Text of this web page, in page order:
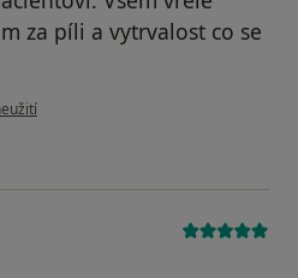
za píli a vytrvalost co se
uživatele Franišek